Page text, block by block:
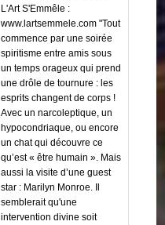
L'Art S'Emmêle :
www.lartsemmele.com "Tout
commence par une soirée
spiritisme entre amis sous
un temps orageux qui prend
une drôle de tournure : les
esprits changent de corps !
Avec un narcoleptique, un
hypocondriaque, ou encore
un chat qui découvre ce
qu’est « être humain ». Mais
aussi la visite d’une guest
star : Marilyn Monroe. Il
semblerait qu'une
intervention divine soit